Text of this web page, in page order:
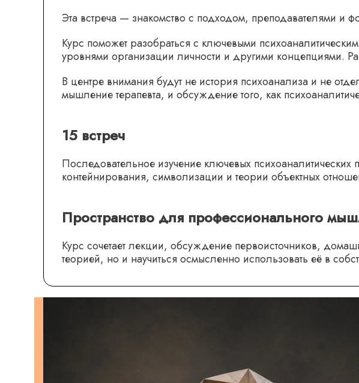
Эта встреча — знакомство с подходом, преподавателями и
Курс поможет разобраться с ключевыми
уровнями организации личности и другими концепциями.
В центре внимания будут не история психоанализа и не
мышление терапевта, и обсуждение того, как
15 встреч
Последовательное изучение ключевых
контейнирования, символизации и теории объектных
Пространство для профессионального
Курс сочетает лекции, обсуждение первоисточников,
теорией, но и научиться осмысленно использовать её в